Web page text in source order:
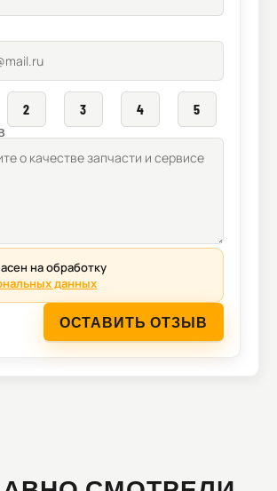
2 3 4 5
на обработку
данных
ОСТАВИТЬ ОТЗЫВ